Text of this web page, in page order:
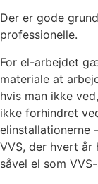
Der er gode
professionelle.
For el-arbejdet
materiale at
hvis man ikke
ikke forhindret
elinstallationerne
VVS, der hvert år
såvel el som